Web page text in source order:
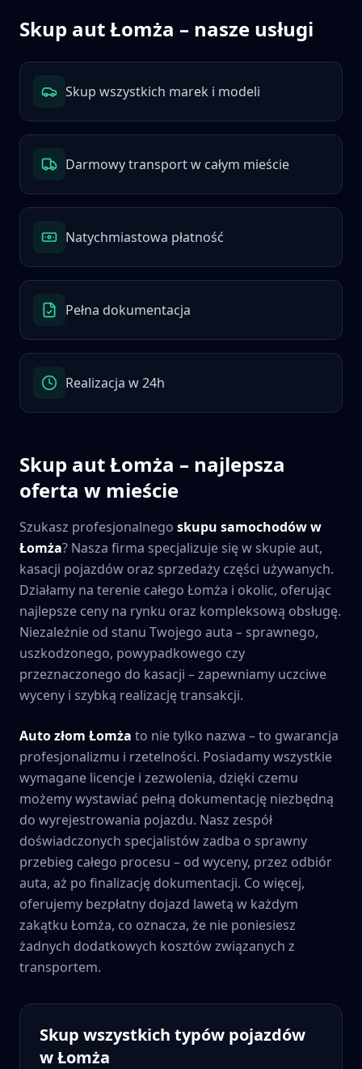
Skup autŁomża – nasze usługi
Skup wszystkich marek i modeli
Darmowy transport w całym mieście
Natychmiastowa płatność
Pełna dokumentacja
Realizacja w 24h
Skup autŁomża – najlepsza
oferta w mieście
Szukasz profesjonalnego skupu samochodów w
Łomża? Nasza firma specjalizuje się w skupie aut,
kasacji pojazdów oraz sprzedaży części używanych.
Działamy na terenie całego Łomża i okolic, oferując
najlepsze ceny na rynku oraz kompleksową obsługę.
Niezależnie od stanu Twojego auta – sprawnego,
uszkodzonego, powypadkowego czy
przeznaczonego do kasacji – zapewniamy uczciwe
wyceny i szybką realizację transakcji.
Auto złom Łomża to nie tylko nazwa – to gwarancja
profesjonalizmu i rzetelności. Posiadamy wszystkie
wymagane licencje i zezwolenia, dzięki czemu
możemy wystawiać pełną dokumentację niezbędną
do wyrejestrowania pojazdu. Nasz zespół
doświadczonych specjalistów zadba o sprawny
przebieg całego procesu – od wyceny, przez odbiór
auta, aż po finalizację dokumentacji. Co więcej,
oferujemy bezpłatny dojazd lawetą w każdym
zakątku Łomża, co oznacza, że nie poniesiesz
żadnych dodatkowych kosztów związanych z
transportem.
Skup wszystkich typów pojazdów
wŁomża